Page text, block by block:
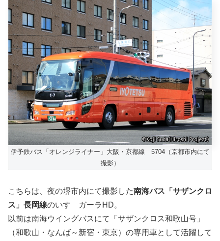
伊予鉄バス「オレンジライナー」大阪・京都線 5704（京都市内にて
撮影）
こちらは、夜の堺市内にて撮影した南海バス「サザンクロ
ス」長岡線のいすゞガーラHD。
以前は南海ウイングバスにて「サザンクロス和歌山号」
（和歌山・なんば～新宿・東京）の専用車として活躍して